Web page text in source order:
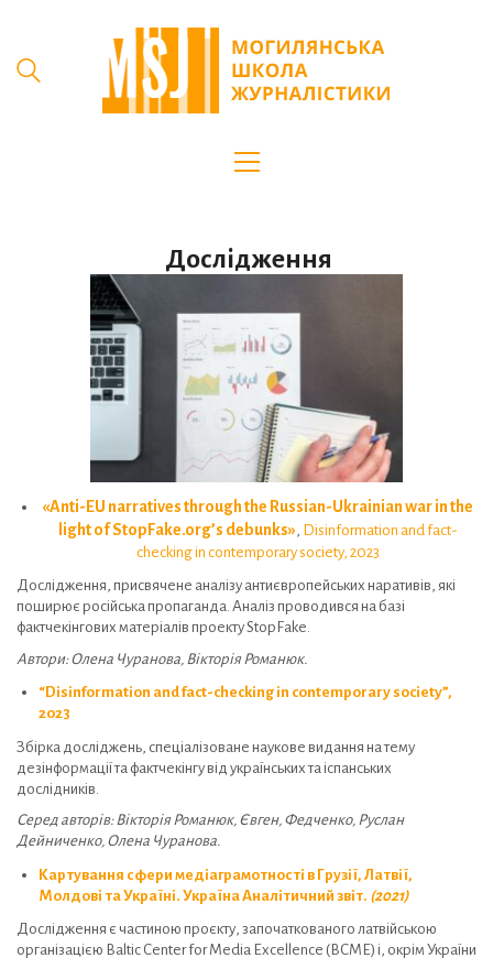
Дослідження
«Anti-EU narratives through the Russian-Ukrainian war in the
light of StopFake.org’s debunks»
Disinformation and fact-
checking in contemporary society, 2023
Дослідження, присвячене аналізу антиєвропейських наративів, які
поширює російська пропаганда. Аналіз проводився на базі
фактчекінгових матеріалів проекту StopFake.
Автори: Олена Чуранова, Вікторія Романюк.
“Disinformation and fact-checking in contemporary society”,
2023
Збірка досліджень, спеціалізоване наукове видання на тему
дезінформації та фактчекінгу від українських та іспанських
дослідників.
Серед авторів: Вікторія Романюк, Євген, Федченко, Руслан
Дейниченко, Олена Чуранова.
Картування сфери медіаграмотності в Грузії, Латвії,
Молдові та Україні. Україна Аналітичний звіт. (2021)
Дослідження є частиною проєкту, започаткованого латвійською
організацією Baltic Center for Media Excellence (BCME) і, окрім України